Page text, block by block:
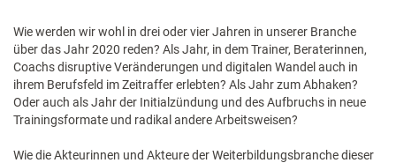
Wie werden wir wohl in drei oder vier Jahren in unserer Branche
über das Jahr 2020 reden? Als Jahr, in dem Trainer, Beraterinnen,
Coachs disruptive Veränderungen und digitalen Wandel auch in
ihrem Berufsfeld im Zeitraffer erlebten? Als Jahr zum Abhaken?
Oder auch als Jahr der Initialzündung und des Aufbruchs in neue
Trainingsformate und radikal andere Arbeitsweisen?
Wie die Akteurinnen und Akteure der Weiterbildungsbranche dieser